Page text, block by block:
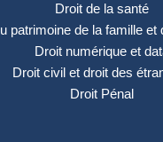
Droit de la santé
patrimoine de la famille et
Droit numérique et
Droit civil et droit des
Droit Pénal